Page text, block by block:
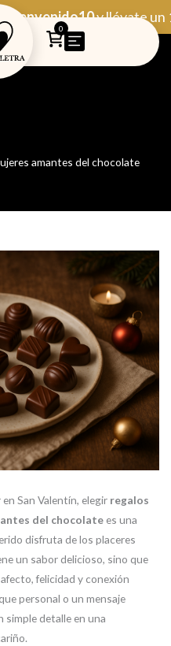
Bienvenido10y llévate un
0
amantes del chocolate
San Valentín, elegir regalos
del chocolate es una
disfruta de los placeres
un sabor delicioso, sino que
felicidad y conexión
personal o un mensaje
detalle en una